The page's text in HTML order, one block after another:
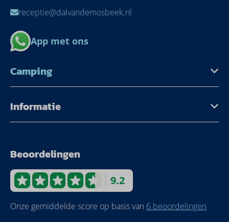
receptie@dalvandemosbeek.nl
App met ons
Camping
Informatie
Beoordelingen
9.2
Onze gemiddelde score op basis van 6 beoordelingen